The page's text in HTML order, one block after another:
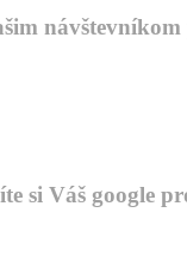
si Váš google